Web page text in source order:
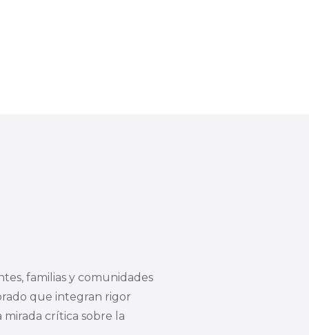
familias y comunidades
que integran rigor
crítica sobre la